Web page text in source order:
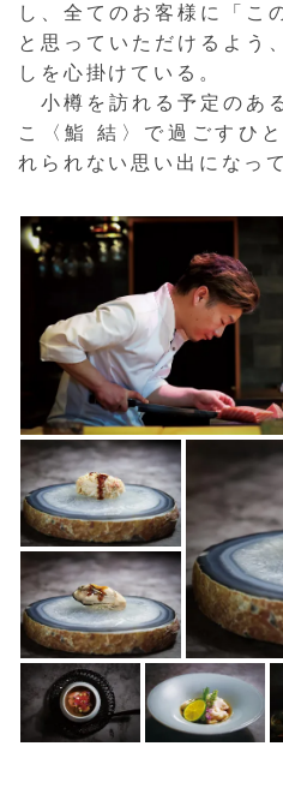
し、全てのお客様に「こ
と思っていただけるよう
しを心掛けている。
小樽を訪れる予定のあ
こ〈鮨 結〉で過ごすひ
れられない思い出になっ